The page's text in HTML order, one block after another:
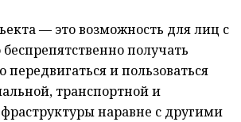
— это возможность для лиц с
получать
передвигаться и пользоваться
транспортной и
наравне с другими